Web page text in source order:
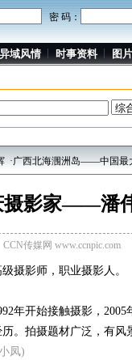
密 码：
异域风情 时事资料 图
西北海涠洲岛——中国最大的
摄影家——潘
CCN传媒网 www.ccnpic.com
影师，职业摄影人。
开始接触摄影，2005
历。拍摄题材广泛，有
凤)